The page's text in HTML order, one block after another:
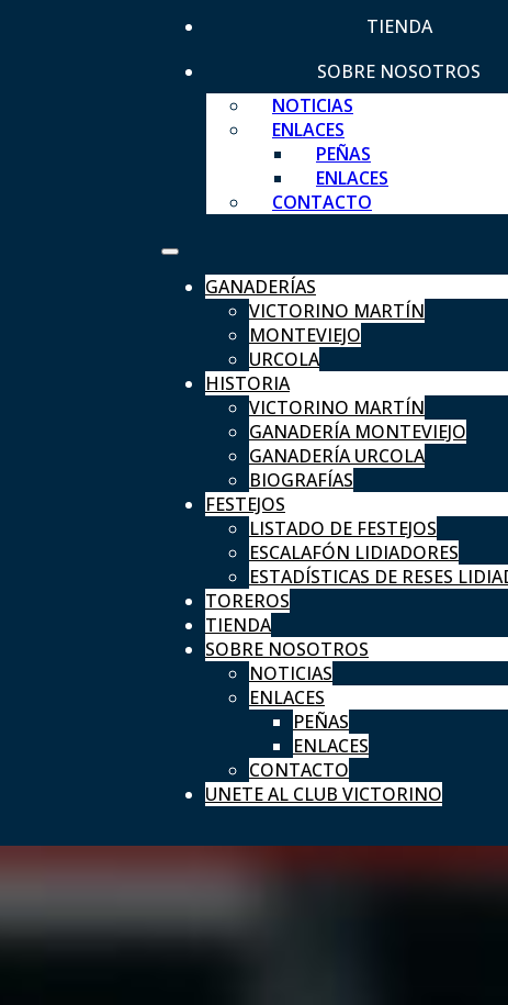
TIENDA
SOBRE NOSOTROS
NOTICIAS
ENLACES
PEÑAS
ENLACES
CONTACTO
GANADERÍAS
VICTORINO MARTÍN
MONTEVIEJO
URCOLA
HISTORIA
VICTORINO MARTÍN
GANADERÍA MONTEVIEJO
GANADERÍA URCOLA
BIOGRAFÍAS
FESTEJOS
LISTADO DE FESTEJOS
ESCALAFÓN LIDIADORES
ESTADÍSTICAS DE RESES
TOREROS
TIENDA
SOBRE NOSOTROS
NOTICIAS
ENLACES
PEÑAS
ENLACES
CONTACTO
UNETE AL CLUB VICTORINO